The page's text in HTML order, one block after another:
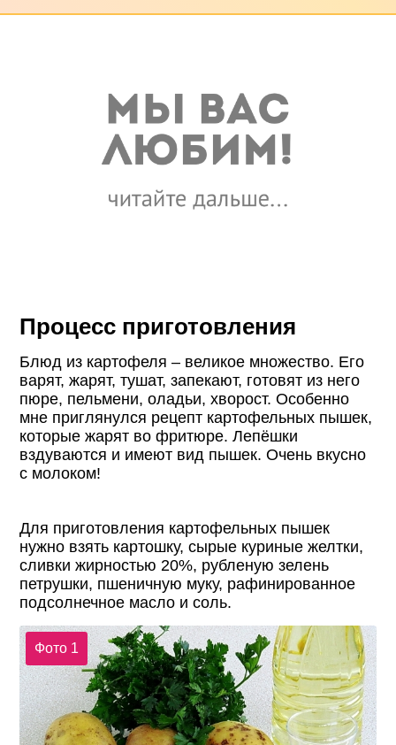
Процесс приготовления
Блюд из картофеля – великое множество. Его
варят, жарят, тушат, запекают, готовят из него
пюре, пельмени, оладьи, хворост. Особенно
мне приглянулся рецепт картофельных пышек,
которые жарят во фритюре. Лепёшки
вздуваются и имеют вид пышек. Очень вкусно
с молоком!
Для приготовления картофельных пышек
нужно взять картошку, сырые куриные желтки,
сливки жирностью 20%, рубленую зелень
петрушки, пшеничную муку, рафинированное
подсолнечное масло и соль.
Фото 1